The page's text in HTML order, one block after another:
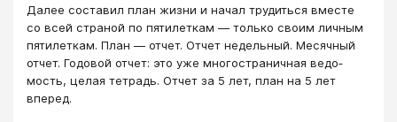
Далее составил план жизни и начал трудиться вместе
со всей страной по пятилеткам — только своим личным
пятилеткам. План — отчет. Отчет недельный. Месячный
отчет. Годовой отчет: это уже многостраничная ведо­
мость, целая тетрадь. Отчет за 5 лет, план на 5 лет
вперед.